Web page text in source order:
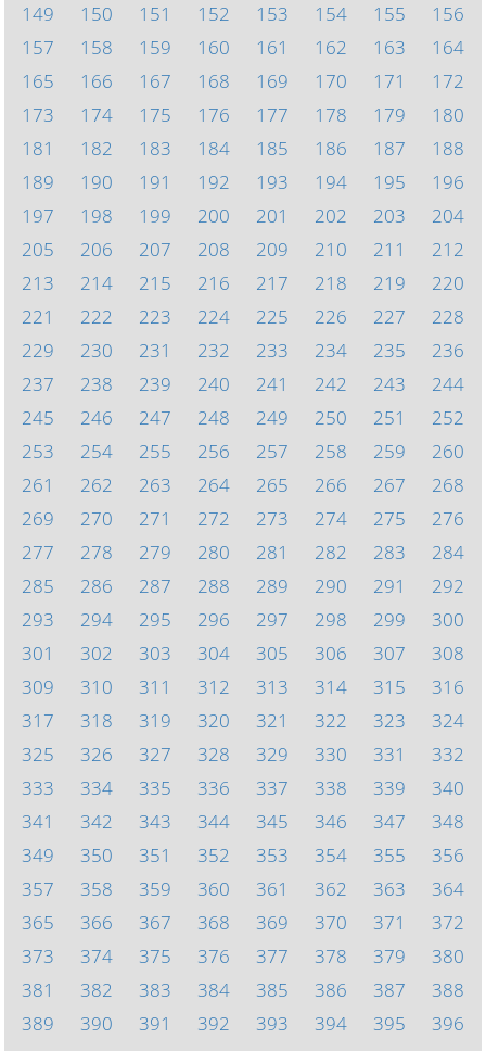
149
150 151 152 153 154 155
156
157
158 159 160 161 162 163
164
165
166 167 168 169 170 171
172
173
174 175 176 177 178 179
180
181
182 183 184 185 186 187
188
189
190 191 192 193 194 195
196
197
198 199 200 201 202 203
204
205
206 207 208 209 210 211
212
213
214 215 216 217 218 219
220
221
222 223 224 225 226 227
228
229
230 231 232 233 234 235
236
237
238 239 240 241 242 243
244
245
246 247 248 249 250 251
252
253
254 255 256 257 258 259
260
261
262 263 264 265 266 267
268
269
270 271 272 273 274 275
276
277
278 279 280 281 282 283
284
285
286 287 288 289 290 291
292
293
294 295 296 297 298 299
300
301
302 303 304 305 306 307
308
309
310 311 312 313 314 315
316
317
318 319 320 321 322 323
324
325
326 327 328 329 330 331
332
333
334 335 336 337 338 339
340
341
342 343 344 345 346 347
348
349
350 351 352 353 354 355
356
357
358 359 360 361 362 363
364
365
366 367 368 369 370 371
372
373
374 375 376 377 378 379
380
381
382 383 384 385 386 387
388
389
390 391 392 393 394 395
396